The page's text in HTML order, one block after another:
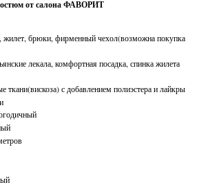
от салона ФАВОРИТ
жилет, брюки, фирменный чехол(возможна покупка
лекала, комфортная посадка, спинка жилета
ткани(вискоза) с добавлением полиэстера и лайкры